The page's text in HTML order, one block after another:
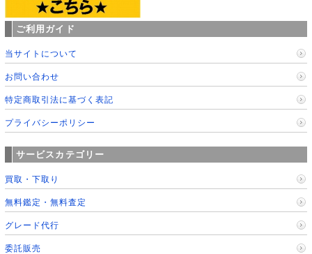
ご利用ガイド
当サイトについて
お問い合わせ
特定商取引法に基づく表記
プライバシーポリシー
サービスカテゴリー
買取・下取り
無料鑑定・無料査定
グレード代行
委託販売